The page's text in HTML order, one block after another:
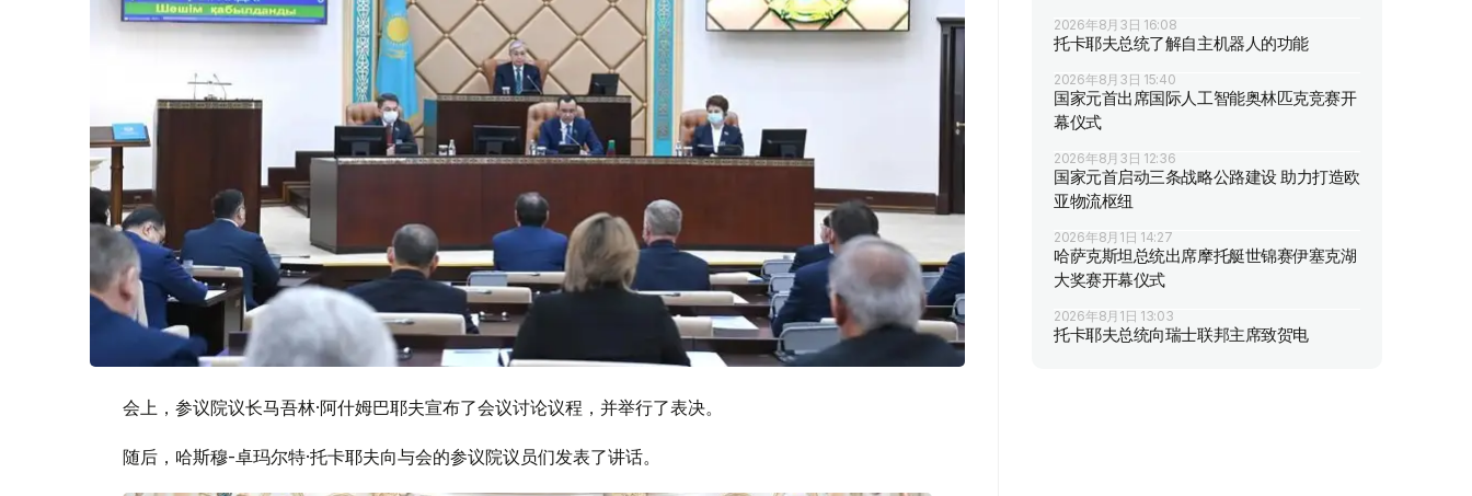
会上，参议院议长马吾林·阿什姆巴耶夫宣布了会议讨论议程，并举行了表决。
随后，哈斯穆-卓玛尔特·托卡耶夫向与会的参议院议员们发表了讲话。
2026年8月3日 16:08
托卡耶夫总统了解自主机器人的功能
2026年8月3日 15:40
国家元首出席国际人工智能奥林匹克竞赛开
幕仪式
2026年8月3日 12:36
国家元首启动三条战略公路建设 助力打造欧
亚物流枢纽
2026年8月1日 14:27
哈萨克斯坦总统出席摩托艇世锦赛伊塞克湖
大奖赛开幕仪式
2026年8月1日 13:03
托卡耶夫总统向瑞士联邦主席致贺电